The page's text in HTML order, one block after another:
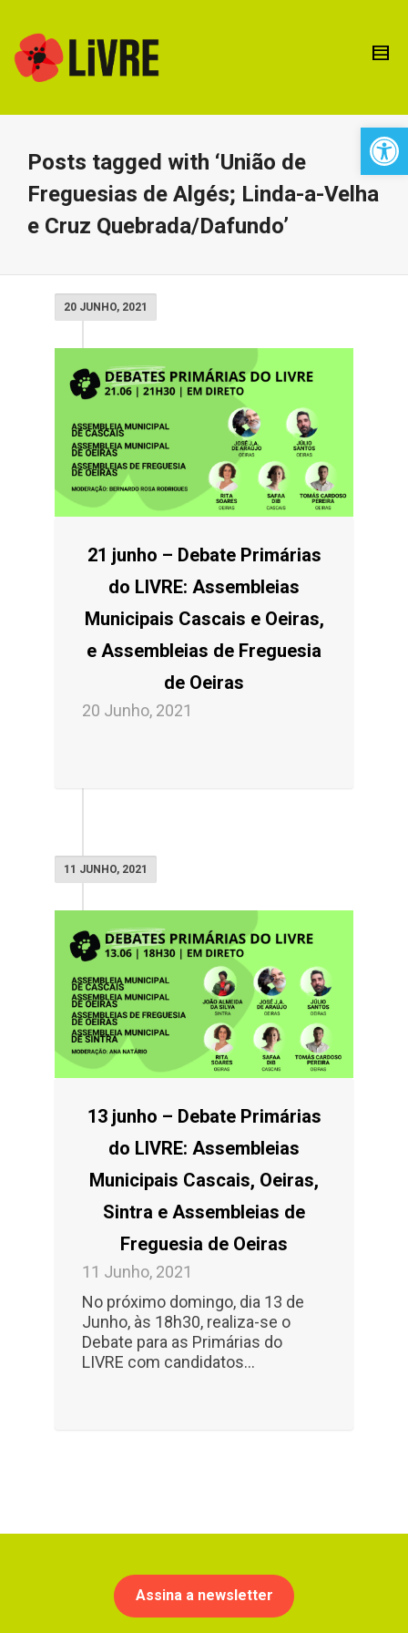
Posts tagged with ‘União de
Freguesias de Algés; Linda-a-Velha
e Cruz Quebrada/Dafundo’
20 JUNHO, 2021
21 junho – Debate Primárias
do LIVRE: Assembleias
Municipais Cascais e Oeiras,
e Assembleias de Freguesia
de Oeiras
20 Junho, 2021
11 JUNHO, 2021
13 junho – Debate Primárias
do LIVRE: Assembleias
Municipais Cascais, Oeiras,
Sintra e Assembleias de
Freguesia de Oeiras
11 Junho, 2021
No próximo domingo, dia 13 de
Junho, às 18h30, realiza-se o
Debate para as Primárias do
LIVRE com candidatos...
Assina a newsletter